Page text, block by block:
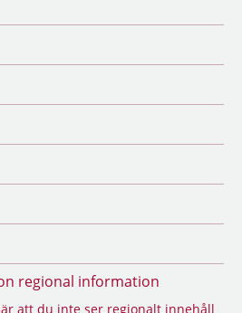
regional information
att du inte ser regionalt innehåll